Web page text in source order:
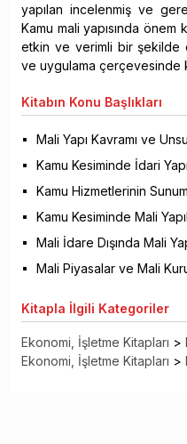
yapılan incelenmiş ve
Kamu mali yapısında önem
etkin ve verimli bir şekilde
ve uygulama çerçevesinde
Kitabın Konu Başlıkları
Mali Yapı Kavramı ve
Kamu Kesiminde İdari Yapı
Kamu Hizmetlerinin
Kamu Kesiminde Mali
Mali İdare Dışında Mali
Mali Piyasalar ve Mali
Kitapla İlgili Kategoriler
Ekonomi, İşletme Kitapları >
Ekonomi, İşletme Kitapları >